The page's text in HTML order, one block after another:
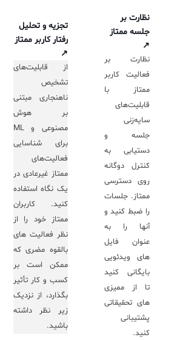
نظارت بر
جلسه ممتاز
↗
نظارت بر
فعالیت کاربر
ممتاز با
قابلیت‌های
سایه‌زنی
جلسه و
دستیابی به
کنترل دوگانه
روی دسترسی
ممتاز. جلسات
را ضبط کنید و
آنها را به
عنوان فایل
های ویدئویی
بایگانی کنید
تا از ممیزی
های تحقیقاتی
پشتیبانی
کنید.
تجزیه و تحلیل
رفتار کاربر ممتاز
↗
از قابلیت‌های
تشخیص
ناهنجاری مبتنی
بر هوش
مصنوعی و ML
برای شناسایی
فعالیت‌های
ممتاز غیرعادی در
یک نگاه استفاده
کنید. کاربران
ممتاز خود را از
نظر فعالیت های
بالقوه مضری که
ممکن است بر
کسب و کار تأثیر
بگذارد، از نزدیک
زیر نظر داشته
باشید.